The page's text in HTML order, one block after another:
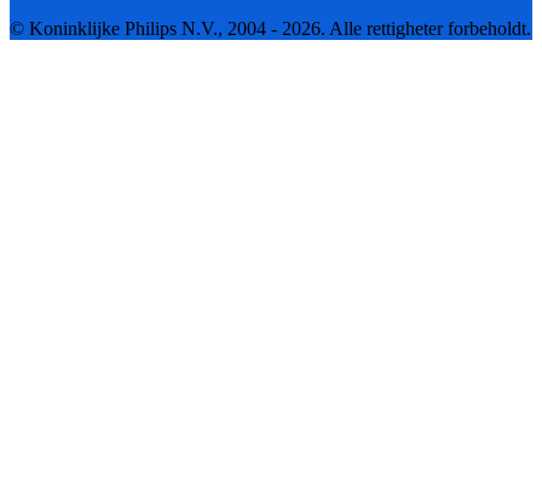
© Koninklijke Philips N.V., 2004 - 2026. Alle rettigheter forbeholdt.